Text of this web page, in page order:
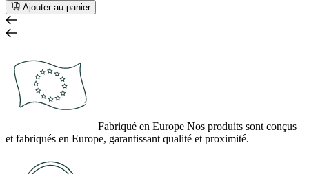
Ajouter au panier
Fabriqué en Europe Nos produits sont conçus
et fabriqués en Europe, garantissant qualité et proximité.